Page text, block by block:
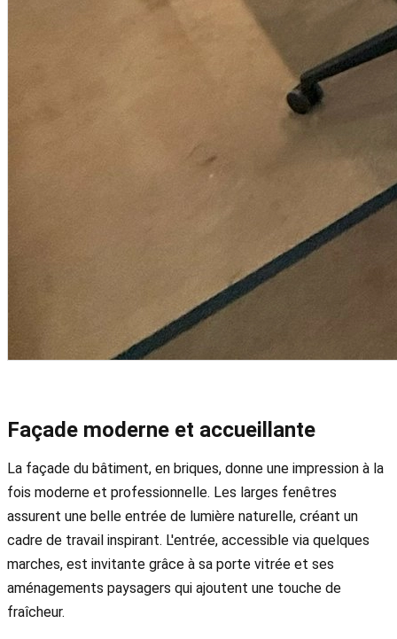
Façade moderne et accueillante
La façade du bâtiment, en briques, donne une impression à la
fois moderne et professionnelle. Les larges fenêtres
assurent une belle entrée de lumière naturelle, créant un
cadre de travail inspirant. L'entrée, accessible via quelques
marches, est invitante grâce à sa porte vitrée et ses
aménagements paysagers qui ajoutent une touche de
fraîcheur.